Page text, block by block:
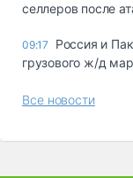
селлеров после
09:17
Россия и
грузового ж/д
Все новости